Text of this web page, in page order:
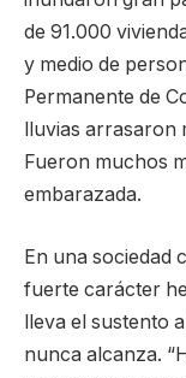
de 91.000
y medio de
Permanente de
lluvias arrasaron
Fueron muchos
embarazada.
En una sociedad
fuerte carácter
lleva el sustento
nunca alcanza.